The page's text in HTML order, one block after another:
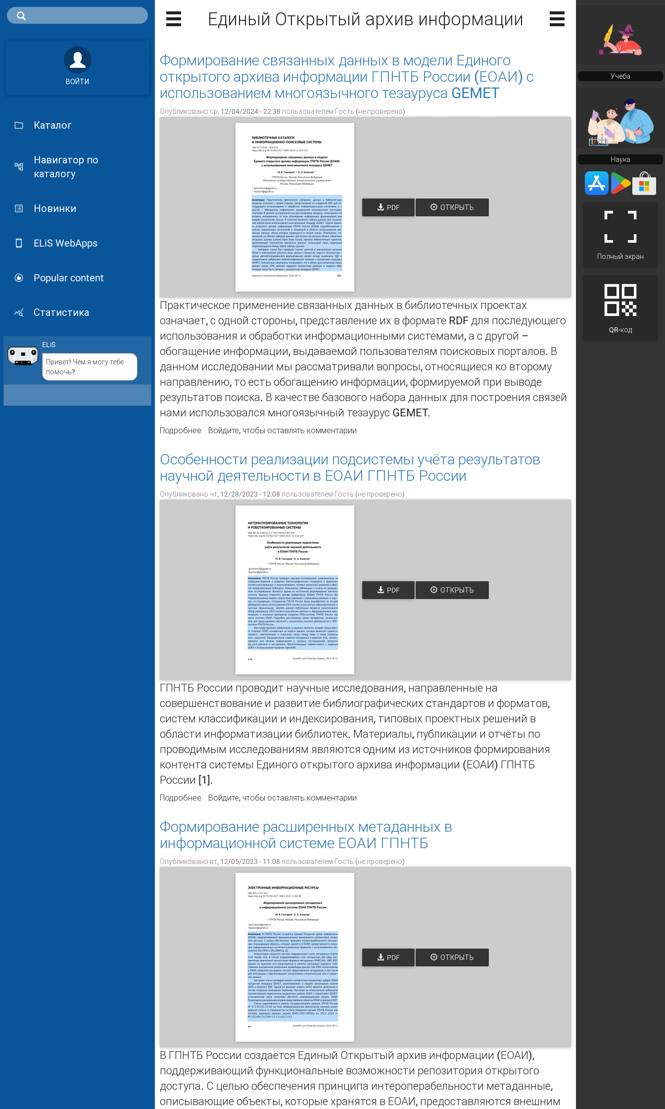
ВОЙТИ
Каталог
Навигатор по
каталогу
Новинки
ELiS WebApps
Popular content
Статистика
ELiS
Привет! Чем я могу тебе
помочь?
Единый Открытый архив информации
Формирование связанных данных в модели Единого
открытого архива информации ГПНТБ России (ЕОАИ) с
использованием многоязычного тезауруса GEMET
Опубликовано ср, 12/04/2024 - 22:38 пользователем Гость (не проверено)
PDF ОТКРЫТЬ
Практическое применение связанных данных в библиотечных проектах
означает, с одной стороны, представление их в формате RDF для последующего
использования и обработки информационными системами, а с другой –
обогащение информации, выдаваемой пользователям поисковых порталов. В
данном исследовании мы рассматривали вопросы, относящиеся ко второму
направлению, то есть обогащению информации, формируемой при выводе
результатов поиска. В качестве базового набора данных для построения связей
нами использовался многоязычный тезаурус GEMET.
Подробнее о Формирование связанных данных в модели Единого открытого архива информации ГПНТБ
Войдите, чтобы оставлять комментарии
Особенности реализации подсистемы учёта результатов
научной деятельности в ЕОАИ ГПНТБ России
Опубликовано чт, 12/28/2023 - 12:08 пользователем Гость (не проверено)
PDF ОТКРЫТЬ
ГПНТБ России проводит научные исследования, направленные на
совершенствование и развитие библиографических стандартов и форматов,
систем классификации и индексирования, типовых проектных решений в
области информатизации библиотек. Материалы, публикации и отчёты по
проводимым исследованиям являются одним из источников формирования
контента системы Единого открытого архива информации (ЕОАИ) ГПНТБ
России [1].
Подробнее о Особенности реализации подсистемы учёта результатов научной деятельности в ЕОАИ ГПНТБ
Войдите, чтобы оставлять комментарии
Формирование расширенных метаданных в
информационной системе ЕОАИ ГПНТБ
Опубликовано вт, 12/05/2023 - 11:08 пользователем Гость (не проверено)
PDF ОТКРЫТЬ
В ГПНТБ России создаётся Единый Открытый архив информации (ЕОАИ),
поддерживающий функциональные возможности репозитория открытого
доступа. С целью обеспечения принципа интероперабельности метаданные,
описывающие объекты, которые хранятся в ЕОАИ, предоставляются внешним
Учеба
Наука
Полный экран
QR-код